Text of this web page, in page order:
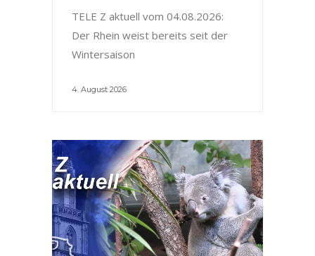
TELE Z aktuell vom 04.08.2026:
Der Rhein weist bereits seit der
Wintersaison
4. August 2026